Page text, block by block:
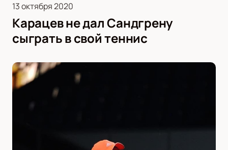
13 октября 2020
Карацев не дал Сандгрену
сыграть в свой теннис